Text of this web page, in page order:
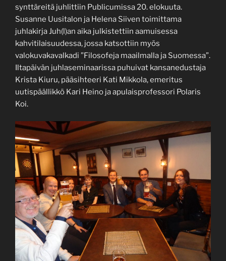
synttäreitä juhlittiin Publicumissa 20. elokuuta.
Susanne Uusitalon ja Helena Siiven toimittama
juhlakirja Juh(l)an aika julkistettiin aamuisessa
kahvitilaisuudessa, jossa katsottiin myös
valokuvakavalkadi ”Filosofeja maailmalla ja Suomessa”.
Iltapäivän juhlaseminaarissa puhuivat kansanedustaja
Krista Kiuru, pääsihteeri Kati Mikkola, emeritus
uutispäällikkö Kari Heino ja apulaisprofessori Polaris
Koi.